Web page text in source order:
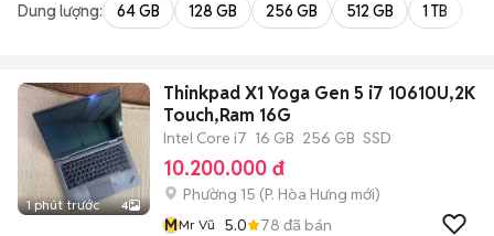
Dung lượng: 64 GB 128 GB 256 GB 512 GB 1 TB
1 phút trước 4
Thinkpad X1 Yoga Gen 5 i7 10610U,2K
Touch,Ram 16G
Intel Core i7 16 GB 256 GB SSD
10.200.000 đ
Phường 15 (P. Hòa Hưng mới)
MMr Vũ 5.0 78 đã bán